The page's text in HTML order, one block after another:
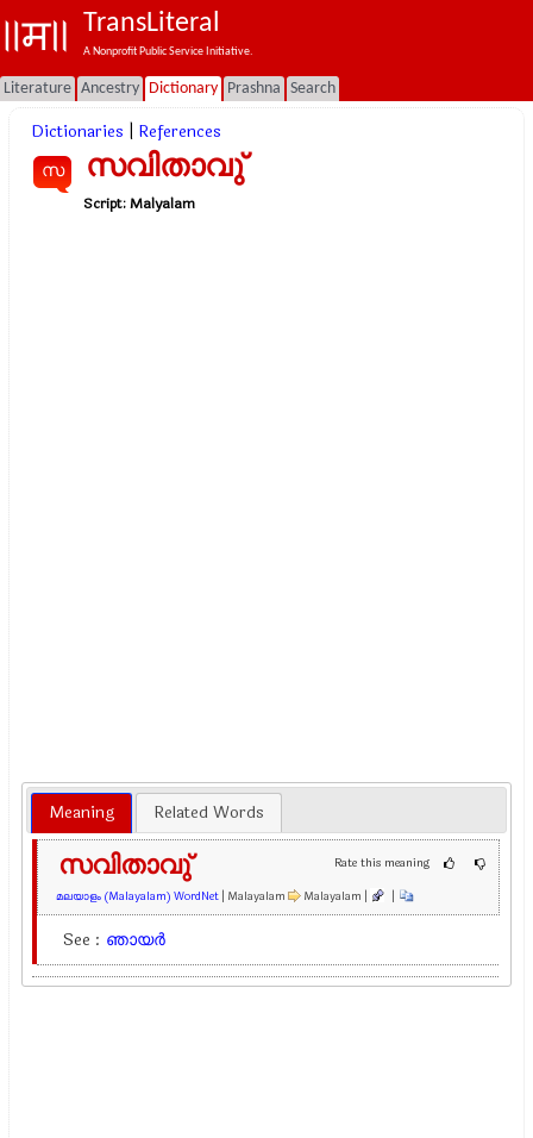
TransLiteral
A Nonprofit Public Service Initiative.
Literature Ancestry Dictionary Prashna Search
Dictionaries References
സ സവിതാവു്
Script:Malyalam
Meaning Related Words
Rate this meaning
സവിതാവു്
മലയാളം (Malayalam) WordNet | Malayalam Malayalam | |
See : ഞായര്‍